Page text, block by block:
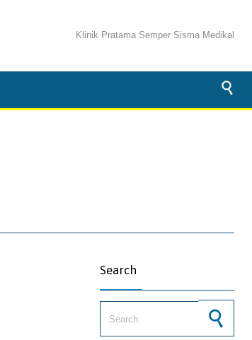
Klinik Pratama Semper Sisma Medikal

Search